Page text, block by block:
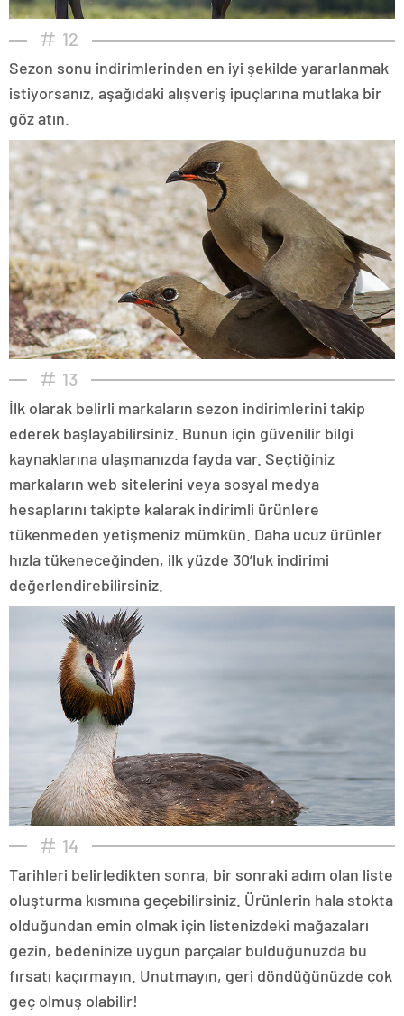
12
Sezon sonu indirimlerinden en iyi şekilde yararlanmak
istiyorsanız, aşağıdaki alışveriş ipuçlarına mutlaka bir
göz atın.
13
İlk olarak belirli markaların sezon indirimlerini takip
ederek başlayabilirsiniz. Bunun için güvenilir bilgi
kaynaklarına ulaşmanızda fayda var. Seçtiğiniz
markaların web sitelerini veya sosyal medya
hesaplarını takipte kalarak indirimli ürünlere
tükenmeden yetişmeniz mümkün. Daha ucuz ürünler
hızla tükeneceğinden, ilk yüzde 30’luk indirimi
değerlendirebilirsiniz.
14
Tarihleri belirledikten sonra, bir sonraki adım olan liste
oluşturma kısmına geçebilirsiniz. Ürünlerin hala stokta
olduğundan emin olmak için listenizdeki mağazaları
gezin, bedeninize uygun parçalar bulduğunuzda bu
fırsatı kaçırmayın. Unutmayın, geri döndüğünüzde çok
geç olmuş olabilir!